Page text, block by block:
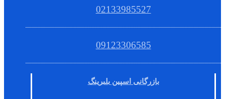
02133985527
09123306585
بازرگانی اسپین بلبرینگ